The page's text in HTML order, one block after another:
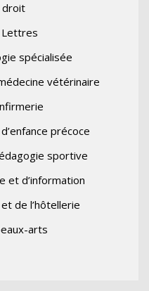
droit
spécialisée
vétérinaire
précoce
sportive
et d’information
de l’hôtellerie
arts